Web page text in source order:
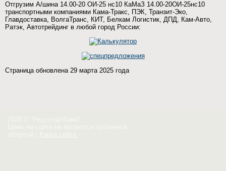
Отгрузим А/шина 14.00-20 ОИ-25 нс10 КаМаЗ 14.00-20ОИ-25нс10
транспортными компаниями Кама-Тракс, ПЭК, Транзит-Эко,
Главдоставка, ВолгаТранс, КИТ, Белкам Логистик, ДПД, Кам-Авто,
Ратэк, Автотрейдинг в любой город России:
Страница обновлена 29 марта 2025 года